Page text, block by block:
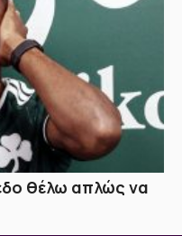
θέλω απλώς να